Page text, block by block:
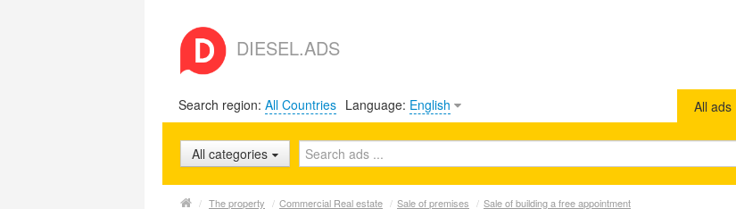
DIESEL.ADS
Search region: All Countries Language: English All ads
All categories
/ The property / Commercial Real estate / Sale of premises / Sale of building a free appointment